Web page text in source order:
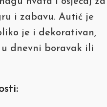
i zabavu. Autić je
je i dekorativan,
dnevni boravak ili